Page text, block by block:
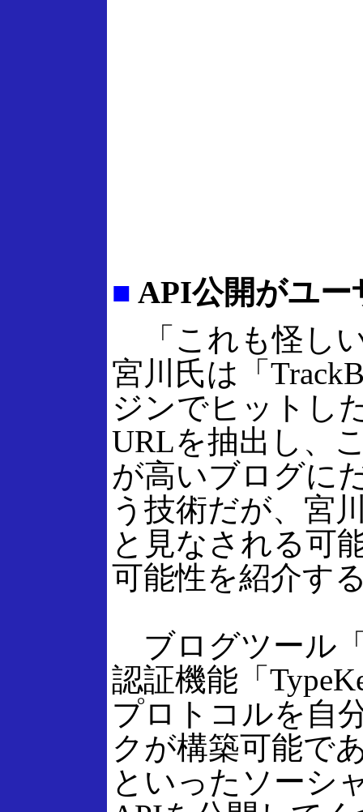
■ API公開がユー
「これも怪し
宮川氏は「
ジンでヒットし
URLを抽出し、
が高いブログに
う技術だが、宮
と見なされる可
可能性を紹介す
ブログツール
認証機能「
プロトコルを自
クが構築可能で
といったソーシ